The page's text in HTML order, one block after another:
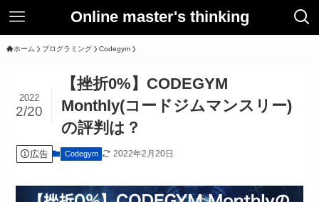
Online master's thinking
ホーム プログラミング Codegym
【挫折0%】CODEGYM
Monthly(コードジムマンスリー)
の評判は？
2022
2/20
広告 Codegym 2022年2月20日